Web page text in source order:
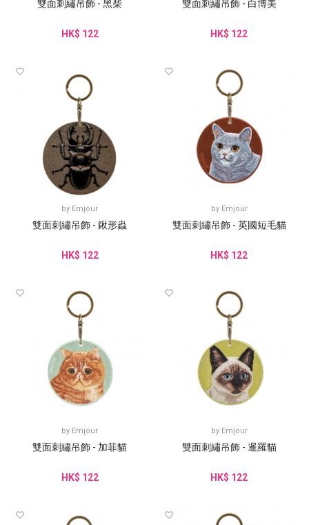
雙面刺繡吊飾 - 黑柴
HK$ 122
雙面刺繡吊飾 - 白博美
HK$ 122
by Emjour
雙面刺繡吊飾 - 鍬形蟲
HK$ 122
by Emjour
雙面刺繡吊飾 - 英國短毛貓
HK$ 122
by Emjour
雙面刺繡吊飾 - 加菲貓
HK$ 122
by Emjour
雙面刺繡吊飾 - 暹羅貓
HK$ 122